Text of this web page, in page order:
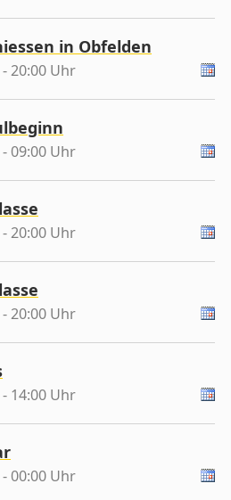
in Obfelden
20:00 Uhr
09:00 Uhr
20:00 Uhr
20:00 Uhr
14:00 Uhr
00:00 Uhr